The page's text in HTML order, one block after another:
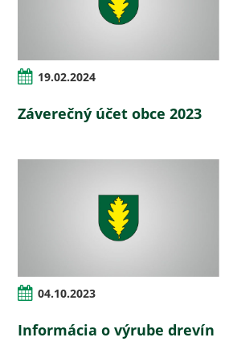
19.02.2024
Záverečný účet obce 2023
04.10.2023
Informácia o výrube drevín